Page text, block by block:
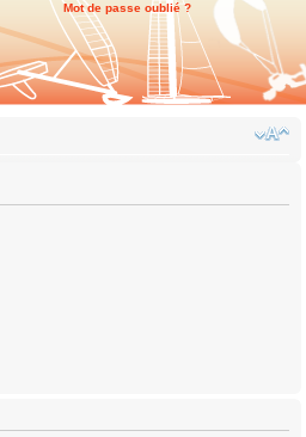
Mot de passe oublié ?